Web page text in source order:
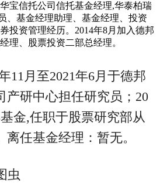
宝信托公司信托基金经理,华泰柏瑞
、基金经理助理、基金经理、投资
投资管理经历。2014年8月加入德邦
理、股票投资二部总经理。
11月至2021年6月于德邦
产研中心担任研究员；20
金,任职于股票研究部从
任基金经理：暂无。
虫